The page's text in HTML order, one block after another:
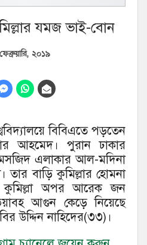
যমজ ভাই-বোন
২০১৯
বিবিএতে পড়তেন
আহমেদ। পুরান ঢাকার
এলাকার আল-মদিনা
তার বাড়ি কুমিল্লার হোমনা
কুমিল্লা অপর আরেক জন
আগুন কেড়ে নিয়েছে
উদ্দিন নাহিদের(৩৩)।